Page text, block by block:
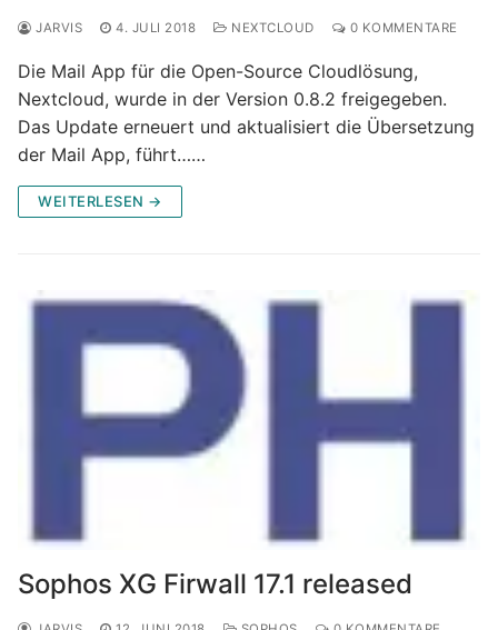
JARVIS 4. JULI 2018 NEXTCLOUD 0 KOMMENTARE
Die Mail App für die Open-Source Cloudlösung,
Nextcloud, wurde in der Version 0.8.2 freigegeben.
Das Update erneuert und aktualisiert die Übersetzung
der Mail App, führt……
WEITERLESEN →
Sophos XG Firwall 17.1 released